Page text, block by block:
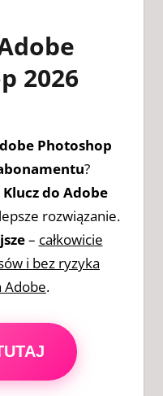
2026
Photoshop
?
Klucz do Adobe
rozwiązanie.
– całkowicie
i bez ryzyka
Adobe.